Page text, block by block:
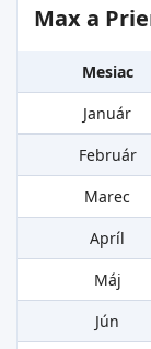
Max a
Mesiac
Január
Február
Marec
Apríl
Máj
Jún